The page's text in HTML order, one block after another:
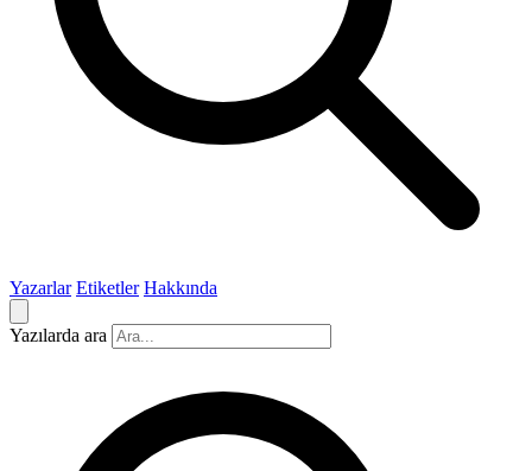
Yazarlar Etiketler Hakkında
Yazılarda ara